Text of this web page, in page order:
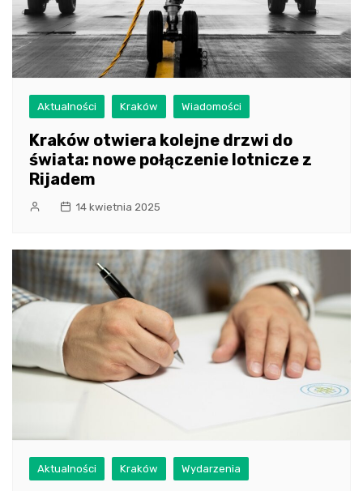
Aktualności Kraków Wiadomości
Kraków otwiera kolejne drzwi do
świata: nowe połączenie lotnicze z
Rijadem
14 kwietnia 2025
Aktualności Kraków Wydarzenia